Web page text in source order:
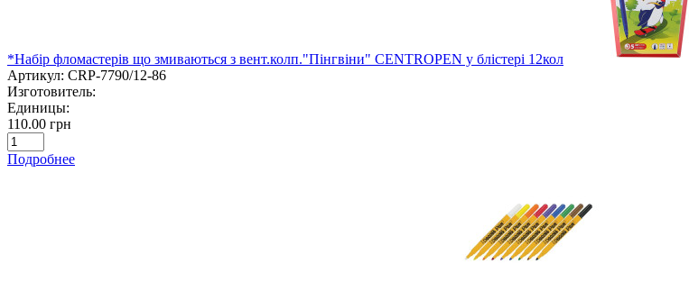
*Набір фломастерів що змиваються з вент.колп."Пінгвіни" CENTROPEN у блістері 12кол
Артикул: CRP-7790/12-86
Изготовитель:
Единицы:
110.00 грн
Подробнее